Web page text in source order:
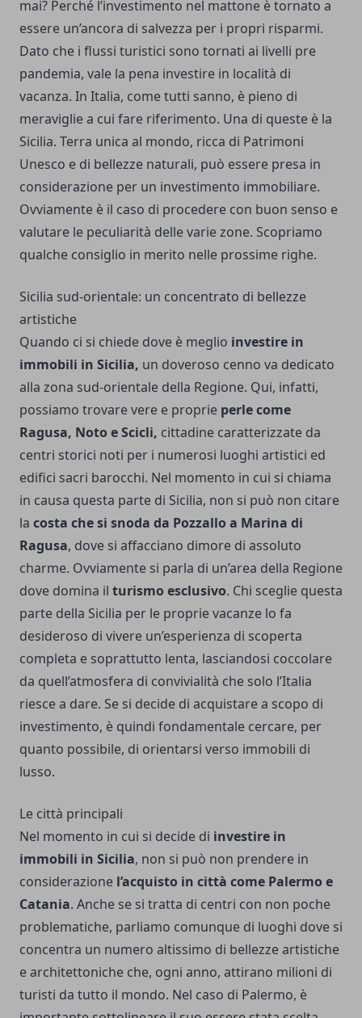
mai? Perché l’investimento nel mattone è tornato a
essere un’ancora di salvezza per i propri risparmi.
Dato che i flussi turistici sono tornati ai livelli pre
pandemia, vale la pena investire in località di
vacanza. In Italia, come tutti sanno, è pieno di
meraviglie a cui fare riferimento. Una di queste è la
Sicilia. Terra unica al mondo, ricca di Patrimoni
Unesco e di bellezze naturali, può essere presa in
considerazione per un investimento immobiliare.
Ovviamente è il caso di procedere con buon senso e
valutare le peculiarità delle varie zone. Scopriamo
qualche consiglio in merito nelle prossime righe.
Sicilia sud-orientale: un concentrato di bellezze
artistiche
Quando ci si chiede dove è meglio investire in
immobili in Sicilia, un doveroso cenno va dedicato
alla zona sud-orientale della Regione. Qui, infatti,
possiamo trovare vere e proprie perle come
Ragusa, Noto e Scicli, cittadine caratterizzate da
centri storici noti per i numerosi luoghi artistici ed
edifici sacri barocchi. Nel momento in cui si chiama
in causa questa parte di Sicilia, non si può non citare
la costa che si snoda da Pozzallo a Marina di
Ragusa, dove si affacciano dimore di assoluto
charme. Ovviamente si parla di un’area della Regione
dove domina il turismo esclusivo. Chi sceglie questa
parte della Sicilia per le proprie vacanze lo fa
desideroso di vivere un’esperienza di scoperta
completa e soprattutto lenta, lasciandosi coccolare
da quell’atmosfera di convivialità che solo l’Italia
riesce a dare. Se si decide di acquistare a scopo di
investimento, è quindi fondamentale cercare, per
quanto possibile, di orientarsi verso immobili di
lusso.
Le città principali
Nel momento in cui si decide di investire in
immobili in Sicilia, non si può non prendere in
considerazione l’acquisto in città come Palermo e
Catania. Anche se si tratta di centri con non poche
problematiche, parliamo comunque di luoghi dove si
concentra un numero altissimo di bellezze artistiche
e architettoniche che, ogni anno, attirano milioni di
turisti da tutto il mondo. Nel caso di Palermo, è